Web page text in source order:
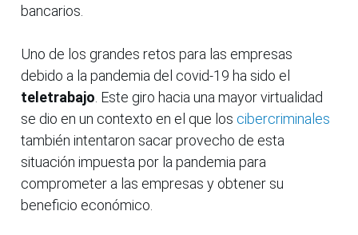
bancarios.
Uno de los grandes retos para las empresas
debido a la pandemia del covid-19 ha sido el
teletrabajo . Este giro hacia una mayor virtualidad
se dio en un contexto en el que los cibercriminales
también intentaron sacar provecho de esta
situación impuesta por la pandemia para
comprometer a las empresas y obtener su
beneficio económico.